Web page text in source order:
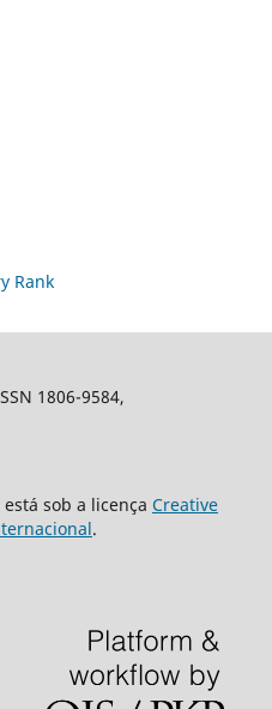
1806-9584,
está sob a licença Creative
.